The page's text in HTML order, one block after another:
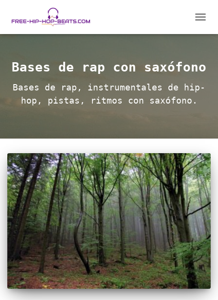
MODO
Bases de rap con saxófono
Bases de rap, instrumentales de hip-
hop, pistas, ritmos con saxófono.